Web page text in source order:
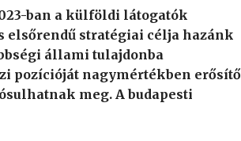
ban a külföldi látogatók
elsőrendű stratégiai célja hazánk
állami tulajdonba
pozícióját nagymértékben erősítő
meg. A budapesti